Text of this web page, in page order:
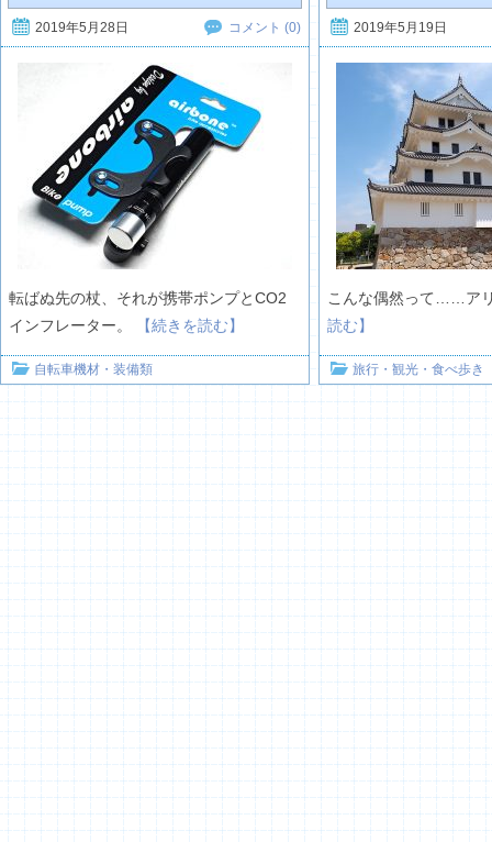
2019年5月28日 コメント (0)
転ばぬ先の杖、それが携帯ポンプとCO2
インフレーター。
【続きを読む】
自転車機材・装備類
2019年5月19日
こんな偶然って……ア
読む】
旅行・観光・食べ歩き